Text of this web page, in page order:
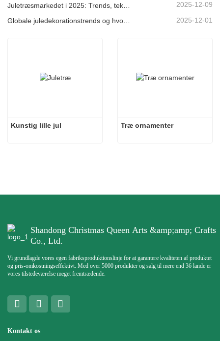
2025-12-09
2025-12-01
Kunstig lille jul Træ ornamenter
Shandong Christmas Queen Arts &amp;amp; Crafts
Co., Ltd.
Vi grundlagde vores egen fabriksproduktionslinje for at garantere kvaliteten af ​​produktet
og pris-omkostningseffektivt. Med over 5000 produkter og salg til mere end 36 lande er
vores tilstedeværelse meget fremtrædende.
Kontakt os